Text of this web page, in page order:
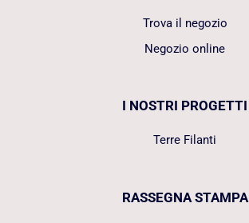
Trova il negozio
Negozio online
I NOSTRI PROGETTI
Terre Filanti
RASSEGNA STAMPA